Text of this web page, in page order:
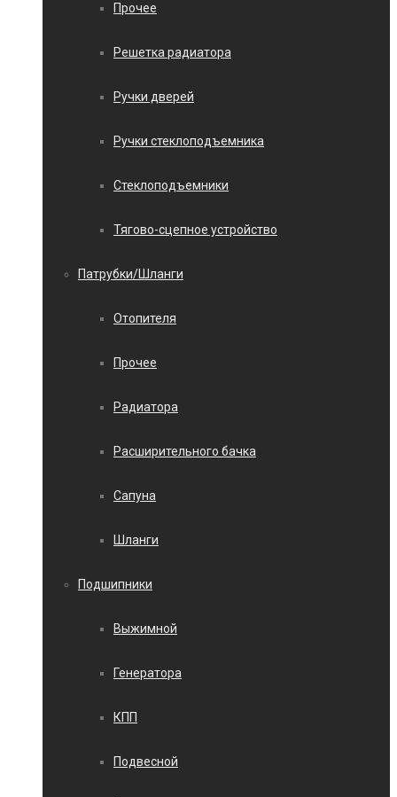
Прочее
Решетка радиатора
Ручки дверей
Ручки стеклоподъемника
Стеклоподъемники
Тягово-сцепное устройство
Патрубки/Шланги
Отопителя
Прочее
Радиатора
Расширительного бачка
Сапуна
Шланги
Подшипники
Выжимной
Генератора
КПП
Подвесной